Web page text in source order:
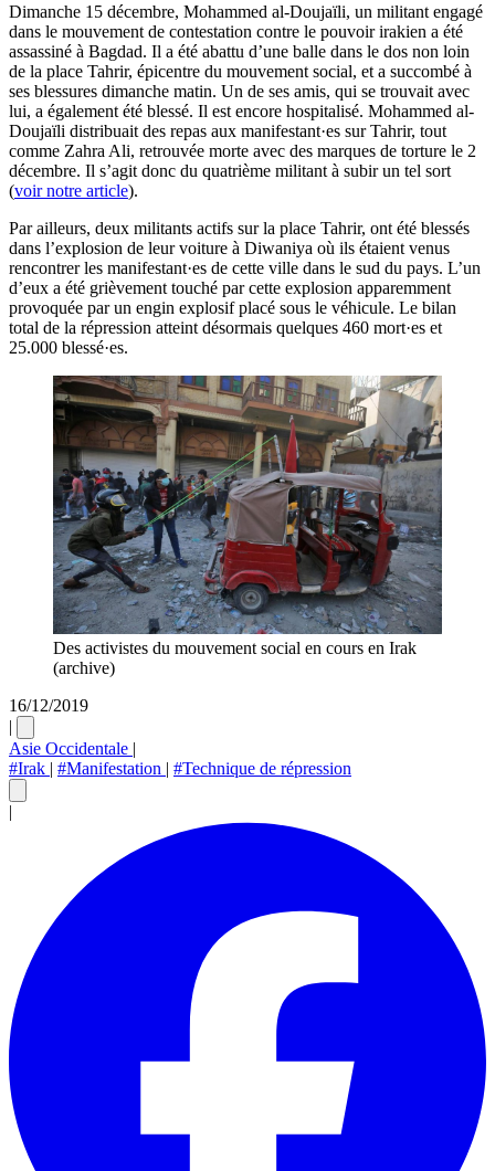
Dimanche 15 décembre, Mohammed al-Doujaïli, un militant engagé
dans le mouvement de contestation contre le pouvoir irakien a été
assassiné à Bagdad. Il a été abattu d’une balle dans le dos non loin
de la place Tahrir, épicentre du mouvement social, et a succombé à
ses blessures dimanche matin. Un de ses amis, qui se trouvait avec
lui, a également été blessé. Il est encore hospitalisé. Mohammed al-
Doujaïli distribuait des repas aux manifestant·es sur Tahrir, tout
comme Zahra Ali, retrouvée morte avec des marques de torture le 2
décembre. Il s’agit donc du quatrième militant à subir un tel sort
(voir notre article).
Par ailleurs, deux militants actifs sur la place Tahrir, ont été blessés
dans l’explosion de leur voiture à Diwaniya où ils étaient venus
rencontrer les manifestant·es de cette ville dans le sud du pays. L’un
d’eux a été grièvement touché par cette explosion apparemment
provoquée par un engin explosif placé sous le véhicule. Le bilan
total de la répression atteint désormais quelques 460 mort·es et
25.000 blessé·es.
Des activistes du mouvement social en cours en Irak
(archive)
16/12/2019
|
Asie Occidentale |
#Irak | #Manifestation | #Technique de répression
|